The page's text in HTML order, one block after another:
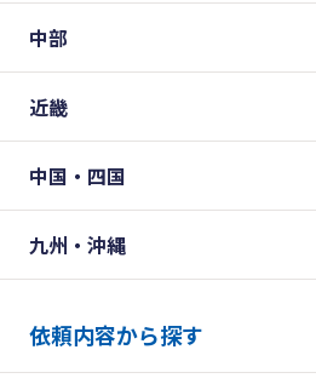
中部
近畿
中国・四国
九州・沖縄
依頼内容から探す